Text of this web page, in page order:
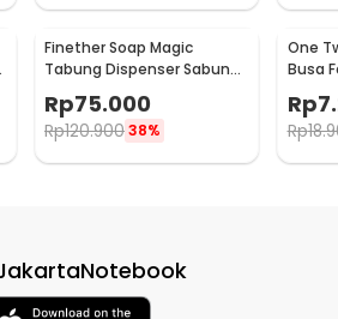
Finether Soap Magic
Tabung Dispenser Sabun
Rp75.000
Rp120.90038%
One
Busa
Rp
Rp